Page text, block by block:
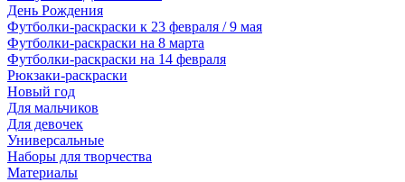
День Рождения
Футболки-раскраски к 23 февраля / 9 мая
Футболки-раскраски на 8 марта
Футболки-раскраски на 14 февраля
Рюкзаки-раскраски
Новый год
Для мальчиков
Для девочек
Универсальные
Наборы для творчества
Материалы